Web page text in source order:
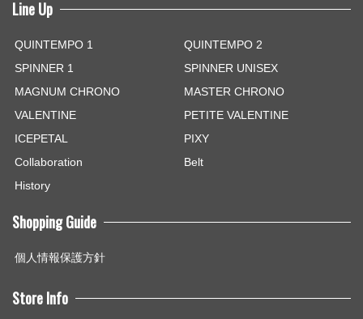
Line Up
QUINTEMPO 1
QUINTEMPO 2
SPINNER 1
SPINNER UNISEX
MAGNUM CHRONO
MASTER CHRONO
VALENTINE
PETITE VALENTINE
ICEPETAL
PIXY
Collaboration
Belt
History
Shopping Guide
個人情報保護方針
Store Info